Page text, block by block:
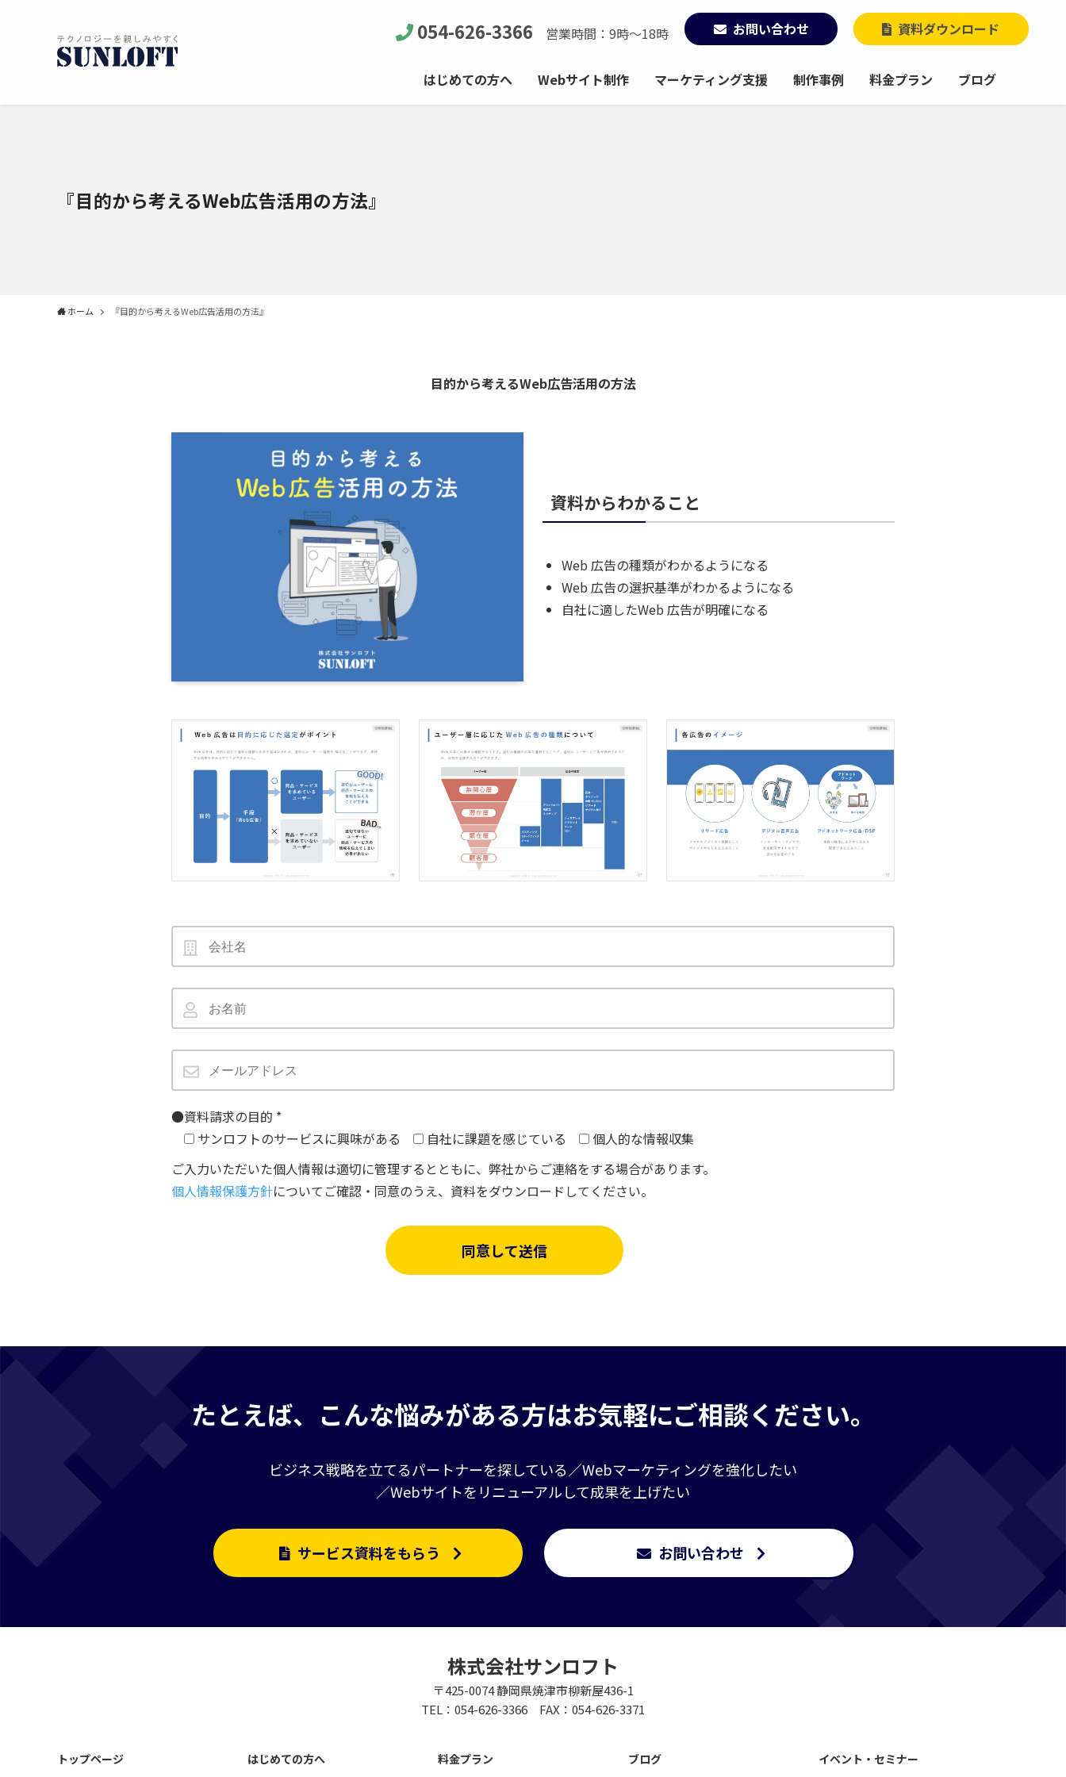
はじめての方へ Webサイト制作 マーケティング支援 制作事例 料金プラン ブログ
054-626-3366 営業時間：9時～18時 お問い合わせ 資料ダウンロード
『目的から考えるWeb広告活用の方法』
ホーム 『目的から考えるWeb広告活用の方法』
目的から考えるWeb広告活用の方法
資料からわかること
Web 広告の種類がわかるようになる
Web 広告の選択基準がわかるようになる
自社に適したWeb 広告が明確になる
●資料請求の目的 *
サンロフトのサービスに興味がある
自社に課題を感じている
個人的な情報収集
ご入力いただいた個人情報は適切に管理するとともに、弊社からご連絡をする場合があります。
個人情報保護方針についてご確認・同意のうえ、資料をダウンロードしてください。
たとえば、こんな悩みがある方はお気軽にご相談ください。
ビジネス戦略を立てるパートナーを探している／Webマーケティングを強化したい
／Webサイトをリニューアルして成果を上げたい
サービス資料をもらう お問い合わせ
株式会社サンロフト
〒425-0074 静岡県焼津市柳新屋436-1
TEL：054-626-3366 FAX：054-626-3371
トップページ はじめての方へ 料金プラン ブログ イベント・セミナー